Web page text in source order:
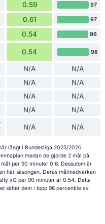
0.59 97
0.61 97
0.54 96
0.54 98
N/A N/A
N/A N/A
N/A N/A
N/A N/A
N/A N/A
långt i Bundesliga 2025/2026
medan de gjorde 2 mål på
per 90 minuter 0.6. Dessutom är
här säsongen. Deras målmedverkan
xG per 90 minuter är 0.54. Detta
sätter dem i topp 98 percentile av